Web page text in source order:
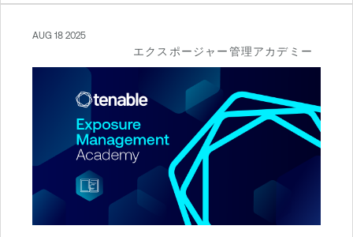
エクスポージャー管理アカデミー
AUG 18 2025